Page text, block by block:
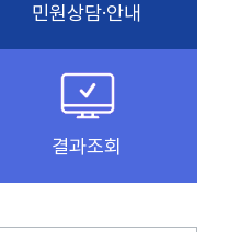
민원상담·안내
결과조회